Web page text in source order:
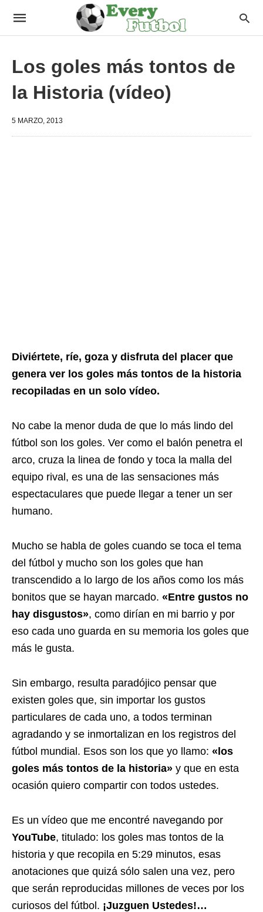
Los goles más tontos de
la Historia (vídeo)
5 MARZO, 2013
Diviértete, ríe, goza y disfruta del placer que
genera ver los goles más tontos de la historia
recopiladas en un solo vídeo.
No cabe la menor duda de que lo más lindo del
fútbol son los goles. Ver como el balón penetra el
arco, cruza la linea de fondo y toca la malla del
equipo rival, es una de las sensaciones más
espectaculares que puede llegar a tener un ser
humano.
Mucho se habla de goles cuando se toca el tema
del fútbol y mucho son los goles que han
transcendido a lo largo de los años como los más
bonitos que se hayan marcado. «Entre gustos no
hay disgustos», como dirían en mi barrio y por
eso cada uno guarda en su memoria los goles que
más le gusta.
Sin embargo, resulta paradójico pensar que
existen goles que, sin importar los gustos
particulares de cada uno, a todos terminan
agradando y se inmortalizan en los registros del
fútbol mundial. Esos son los que yo llamo: «los
goles más tontos de la historia» y que en esta
ocasión quiero compartir con todos ustedes.
Es un vídeo que me encontré navegando por
YouTube, titulado: los goles mas tontos de la
historia y que recopila en 5:29 minutos, esas
anotaciones que quizá sólo salen una vez, pero
que serán reproducidas millones de veces por los
curiosos del fútbol. ¡Juzguen Ustedes!…